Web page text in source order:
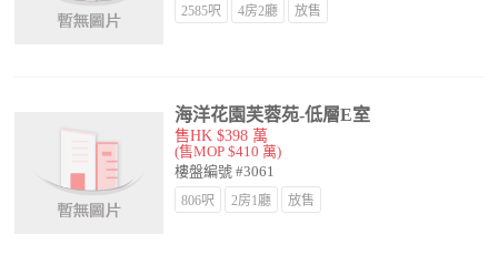
2585呎 4房2廳 放售
海洋花園芙蓉苑-低層E室
售HK $398 萬
(售MOP $410 萬)
樓盤編號 #3061
806呎 2房1廳 放售